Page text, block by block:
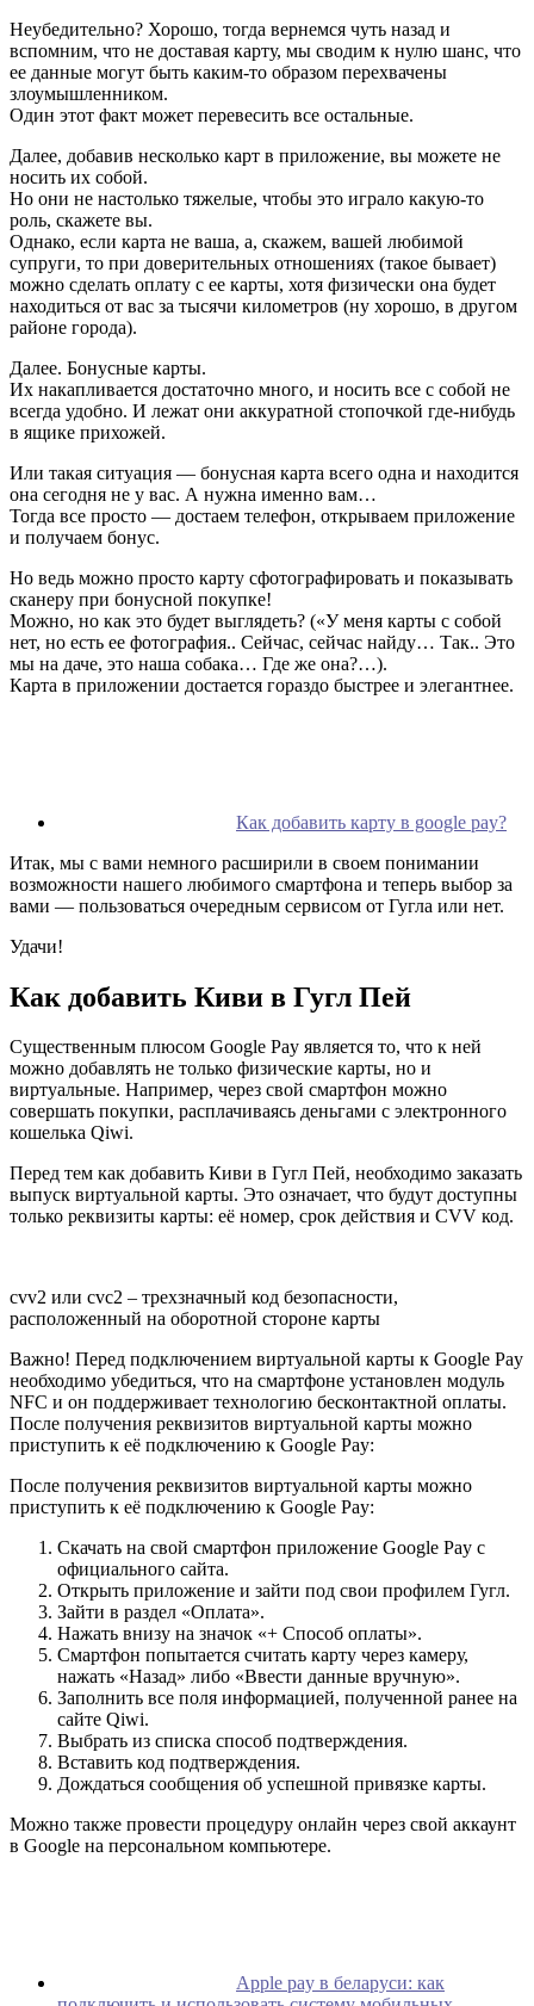
Неубедительно? Хорошо, тогда вернемся чуть назад и
вспомним, что не доставая карту, мы сводим к нулю шанс, что
ее данные могут быть каким-то образом перехвачены
злоумышленником.
Один этот факт может перевесить все остальные.
Далее, добавив несколько карт в приложение, вы можете не
носить их собой.
Но они не настолько тяжелые, чтобы это играло какую-то
роль, скажете вы.
Однако, если карта не ваша, а, скажем, вашей любимой
супруги, то при доверительных отношениях (такое бывает)
можно сделать оплату с ее карты, хотя физически она будет
находиться от вас за тысячи километров (ну хорошо, в другом
районе города).
Далее. Бонусные карты.
Их накапливается достаточно много, и носить все с собой не
всегда удобно. И лежат они аккуратной стопочкой где-нибудь
в ящике прихожей.
Или такая ситуация — бонусная карта всего одна и находится
она сегодня не у вас. А нужна именно вам…
Тогда все просто — достаем телефон, открываем приложение
и получаем бонус.
Но ведь можно просто карту сфотографировать и показывать
сканеру при бонусной покупке!
Можно, но как это будет выглядеть? («У меня карты с собой
нет, но есть ее фотография.. Сейчас, сейчас найду… Так.. Это
мы на даче, это наша собака… Где же она?…).
Карта в приложении достается гораздо быстрее и элегантнее.
Как добавить карту в google pay?
Итак, мы с вами немного расширили в своем понимании
возможности нашего любимого смартфона и теперь выбор за
вами — пользоваться очередным сервисом от Гугла или нет.
Удачи!
Как добавить Киви в Гугл Пей
Существенным плюсом Google Pay является то, что к ней
можно добавлять не только физические карты, но и
виртуальные. Например, через свой смартфон можно
совершать покупки, расплачиваясь деньгами с электронного
кошелька Qiwi.
Перед тем как добавить Киви в Гугл Пей, необходимо заказать
выпуск виртуальной карты. Это означает, что будут доступны
только реквизиты карты: её номер, срок действия и CVV код.
cvv2 или cvc2 – трехзначный код безопасности,
расположенный на оборотной стороне карты
Важно! Перед подключением виртуальной карты к Google Pay
необходимо убедиться, что на смартфоне установлен модуль
NFC и он поддерживает технологию бесконтактной оплаты.
После получения реквизитов виртуальной карты можно
приступить к её подключению к Google Pay:
После получения реквизитов виртуальной карты можно
приступить к её подключению к Google Pay:
Скачать на свой смартфон приложение Google Pay с
официального сайта.
Открыть приложение и зайти под свои профилем Гугл.
Зайти в раздел «Оплата».
Нажать внизу на значок «+ Способ оплаты».
Смартфон попытается считать карту через камеру,
нажать «Назад» либо «Ввести данные вручную».
Заполнить все поля информацией, полученной ранее на
сайте Qiwi.
Выбрать из списка способ подтверждения.
Вставить код подтверждения.
Дождаться сообщения об успешной привязке карты.
Можно также провести процедуру онлайн через свой аккаунт
в Google на персональном компьютере.
Apple pay в беларуси: как